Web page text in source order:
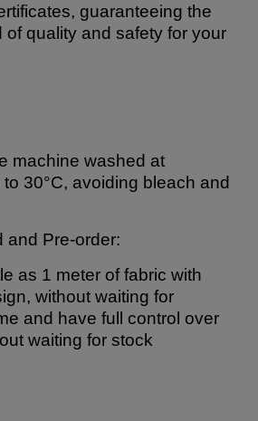
guaranteeing the
of quality and safety for your
machine washed at
30°C, avoiding bleach and
and Pre-order:
as 1 meter of fabric with
without waiting for
and have full control over
waiting for stock